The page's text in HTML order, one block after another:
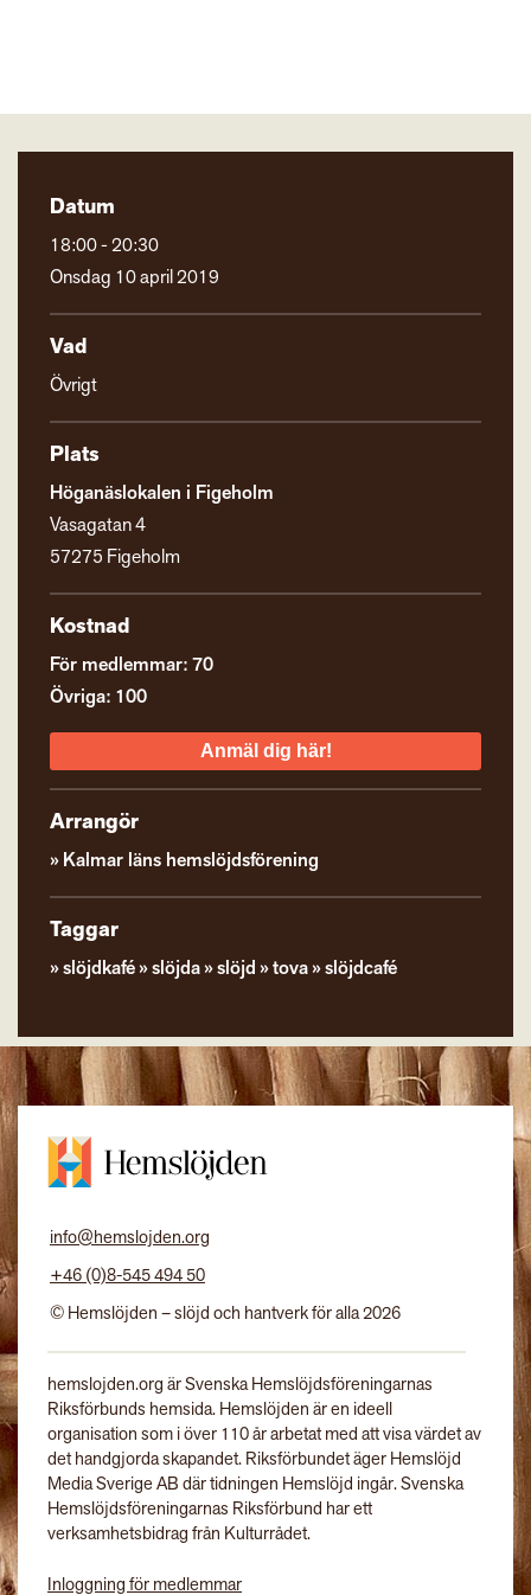
Datum
18:00 - 20:30
Onsdag 10 april 2019
Vad
Övrigt
Plats
Höganäslokalen i Figeholm
Vasagatan 4
57275 Figeholm
Kostnad
För medlemmar: 70
Övriga: 100
Anmäl dig här!
Arrangör
Kalmar läns hemslöjdsförening
Taggar
slöjdkafé slöjda slöjd tova slöjdcafé
info@hemslojden.org
+46 (0)8-545 494 50
© Hemslöjden – slöjd och hantverk för alla 2026
hemslojden.org är Svenska Hemslöjdsföreningarnas
Riksförbunds hemsida. Hemslöjden är en ideell
organisation som i över 110 år arbetat med att visa värdet av
det handgjorda skapandet. Riksförbundet äger Hemslöjd
Media Sverige AB där tidningen Hemslöjd ingår. Svenska
Hemslöjdsföreningarnas Riksförbund har ett
verksamhetsbidrag från Kulturrådet.
Inloggning för medlemmar